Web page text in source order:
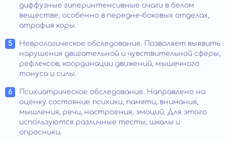
диффузные гиперинтенсивные очаги в белом
веществе, особенно в передне-боковых отделах,
атрофия коры.
Неврологическое обследование. Позволяет выявить
нарушения двигательной и чувствительной сферы,
рефлексов, координации движений, мышечного
тонуса и силы.
Психиатрическое обследование. Направлено на
оценку состояние психики, памяти, внимания,
мышления, речи, настроения, эмоций. Для этого
используются различные тесты, шкалы и
опросники.